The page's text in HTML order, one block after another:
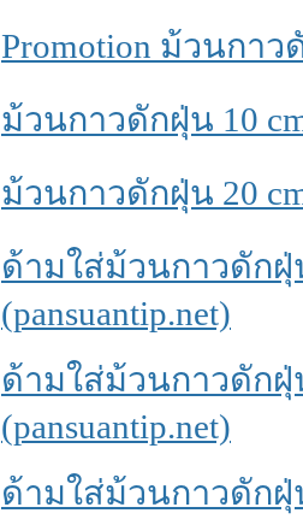
Promotion ม้วนกาว
ม้วนกาวดักฝุ่น 10
ม้วนกาวดักฝุ่น 20
ด้ามใส่ม้วนกาวดักฝุ่
(pansuantip.net)
ด้ามใส่ม้วนกาวดักฝุ่
(pansuantip.net)
ด้ามใส่ม้วนกาวดักฝุ่